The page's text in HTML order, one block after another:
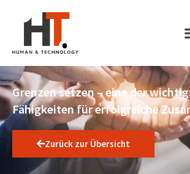
Grenzen setzen – eine der
Fähigkeiten für erfolgreiche
Zurück zur Übersicht